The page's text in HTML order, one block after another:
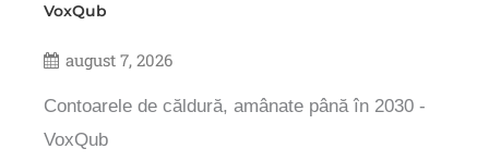
VoxQub
august 7, 2026
Contoarele de căldură, amânate până în 2030 -
VoxQub